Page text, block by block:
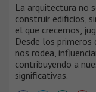
La arquitectura no
construir edificios,
el que crecemos,
Desde los
nos rodea,
contribuyendo a
significativas.